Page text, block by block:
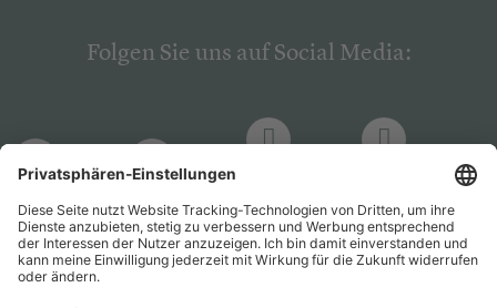
Folgen Sie uns auf Social Media:
PsychJOB PsychJOB
Hogrefe
Verlag
Hogrefe
Verlag